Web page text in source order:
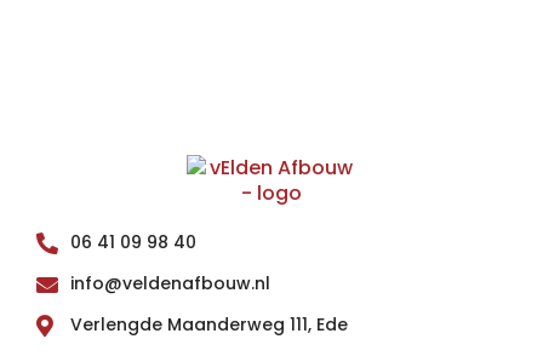
06 41 09 98 40
info@veldenafbouw.nl
Verlengde Maanderweg 111, Ede